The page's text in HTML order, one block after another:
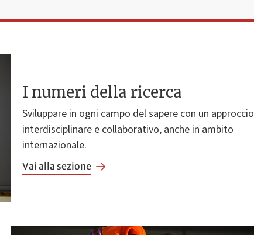
I numeri della ricerca
Sviluppare in ogni campo del sapere con un approccio
interdisciplinare e collaborativo, anche in ambito
internazionale.
Vai alla sezione